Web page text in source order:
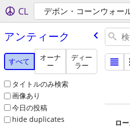
CL デボン・コーンウォー
アンティーク
すべて
オーナ
ー
ディー
ラー
タイトルのみ検索
画像あり
今日の投稿
hide duplicates
ロ